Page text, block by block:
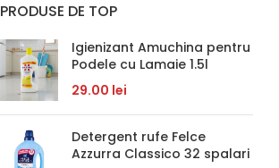
PRODUSE DE TOP
Igienizant Amuchina pentru
Podele cu Lamaie 1.5l
29.00 lei
Detergent rufe Felce
Azzurra Classico 32 spalari